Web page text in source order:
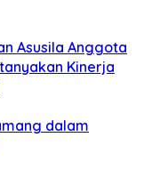
Asusila Anggota
Kinerja
dalam